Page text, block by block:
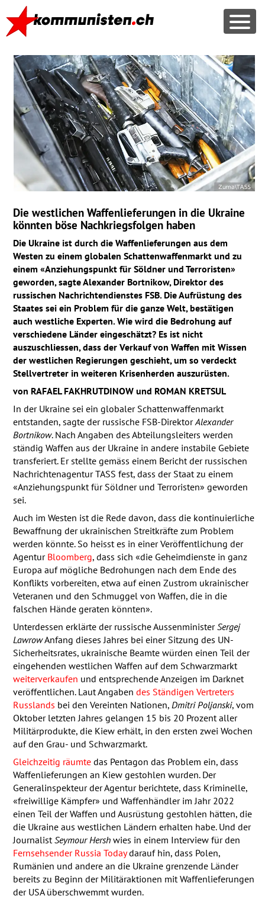
Die westlichen Waffenlieferungen in die Ukraine
könnten böse Nachkriegsfolgen haben
Die Ukraine ist durch die Waffenlieferungen aus dem
Westen zu einem globalen Schattenwaffenmarkt und zu
einem «Anziehungspunkt für Söldner und Terroristen»
geworden, sagte Alexander Bortnikow, Direktor des
russischen Nachrichtendienstes FSB. Die Aufrüstung des
Staates sei ein Problem für die ganze Welt, bestätigen
auch westliche Experten. Wie wird die Bedrohung auf
verschiedene Länder eingeschätzt? Es ist nicht
auszuschliessen, dass der Verkauf von Waffen mit Wissen
der westlichen Regierungen geschieht, um so verdeckt
Stellvertreter in weiteren Krisenherden auszurüsten.
von RAFAEL FAKHRUTDINOWund ROMAN KRETSUL
In der Ukraine sei ein globaler Schattenwaffenmarkt
entstanden, sagte der russische FSB-DirektorAlexander
Bortnikow. Nach Angaben des Abteilungsleiters werden
ständig Waffen aus der Ukraine in andere instabile Gebiete
transferiert. Er stellte gemäss einem Bericht der russischen
NachrichtenagenturTASS fest, dass der Staat zu einem
«Anziehungspunkt für Söldner und Terroristen» geworden
sei.
Auch im Westen ist die Rede davon, dass die kontinuierliche
Bewaffnung der ukrainischen Streitkräfte zum Problem
werden könnte. So heisst es in einer Veröffentlichung der
Agentur Bloomberg, dass sich «die Geheimdienste in ganz
Europa auf mögliche Bedrohungen nach dem Ende des
Konflikts vorbereiten, etwa auf einen Zustrom ukrainischer
Veteranen und den Schmuggel von Waffen, die in die
falschen Hände geraten könnten».
Unterdessen erklärte der russische AussenministerSergej
LawrowAnfang dieses Jahres bei einer Sitzung des UN-
Sicherheitsrates, ukrainische Beamte würden einen Teil der
eingehenden westlichen Waffen auf dem Schwarzmarkt
weiterverkaufen und entsprechende Anzeigen im Dark­net
veröffentlichen. Laut Angaben des Ständigen Vertreters
Russlands bei den Vereinten Nationen, Dmitri Poljanski, vom
Oktober letzten Jahres gelangen 15 bis 20 Prozent aller
Militärprodukte, die Kiew erhält, in den ersten zwei Wochen
auf den Grau- und Schwarzmarkt.
Gleichzeitig räumtedas Pentagon das Problem ein, dass
Waffenlieferungen an Kiew gestohlen wurden. Der
Generalinspekteur der Agentur berichtete, dass Kriminelle,
«freiwillige Kämpfer» und Waffenhändler im Jahr 2022
einen Teil der Waffen und Ausrüstung gestohlen hätten, die
die Ukraine aus westlichen Ländern erhalten habe. Und der
JournalistSeymour Hershwies in einem Interview für den
Fernsehsender Russia Todaydarauf hin, dass Polen,
Rumänien und andere an die Ukraine grenzende Länder
bereits zu Beginn der Militäraktionen mit Waffenlieferungen
der USAüberschwemmt wurden.